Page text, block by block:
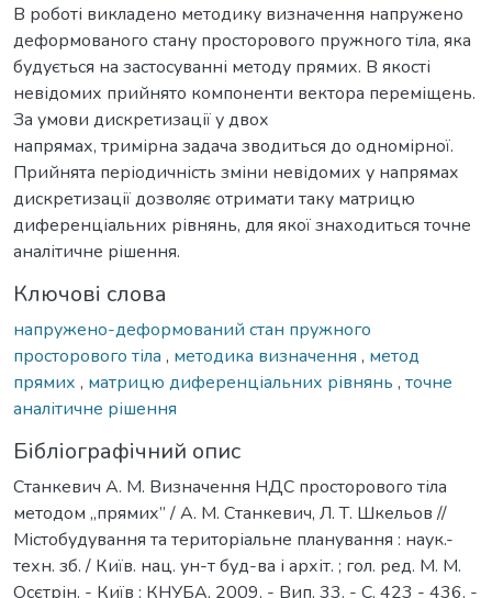
В роботі викладено методику визначення напружено
деформованого стану просторового пружного тіла, яка
будується на застосуванні методу прямих. В якості
невідомих прийнято компоненти вектора переміщень.
За умови дискретизації у двох
напрямах, тримірна задача зводиться до одномірної.
Прийнята періодичність зміни невідомих у напрямах
дискретизації дозволяє отримати таку матрицю
диференціальних рівнянь, для якої знаходиться точне
аналітичне рішення.
Ключові слова
напружено-деформований стан пружного
просторового тіла , методика визначення , метод
прямих , матрицю диференціальних рівнянь , точне
аналітичне рішення
Бібліографічний опис
Станкевич А. М. Визначення НДС просторового тіла
методом „прямих” / А. М. Станкевич, Л. Т. Шкельов //
Містобудування та територіальне планування : наук.-
техн. зб. / Київ. нац. ун-т буд-ва і архіт. ; гол. ред. М. М.
Осєтрін. - Київ : КНУБА, 2009. - Вип. 33. - С. 423 - 436. -